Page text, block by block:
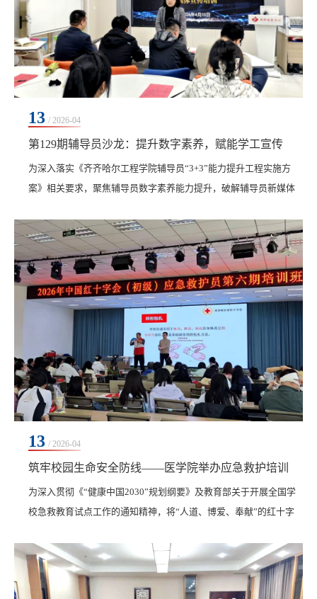
13 / 2026-04
第129期辅导员沙龙：提升数字素养，赋能学工宣传
​为深入落实《齐齐哈尔工程学院辅导员“3+3”能力提升工程实施方
案》相关要求，聚焦辅导员数字素养能力提升，破解辅导员新媒体
学生工作处在二号教学区2102会议室组织开展第129期辅导员沙龙。
本次沙龙邀请宣传部品牌创意中心主任孙文作专题培训，全体辅导
员参加。讲座中，孙文结合《齐齐哈尔工程学院四月份新媒体宣传
工作安排》，有针对性地开展实操培训，助力辅导...
13 / 2026-04
筑牢校园生命安全防线——医学院举办应急救护培训
为深入贯彻《“健康中国2030”规划纲要》及教育部关于开展全国学
校急救教育试点工作的通知精神，将“人道、博爱、奉献”的红十字
11日，学校医学院联合齐齐哈尔市红十字会龙沙区分会，组织开展
了应急救护专题培训。医学院院长孙强、教学副院长郭玲玲，艺术
与体育学院副院长高爱利，医学院教​职员工，保卫处教工及学生代